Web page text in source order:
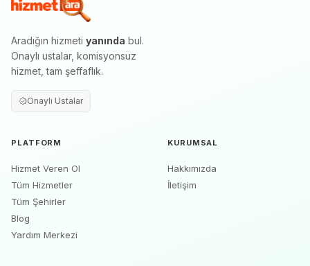
Aradığın hizmeti yanında bul.
Onaylı ustalar, komisyonsuz
hizmet, tam şeffaflık.
Onaylı Ustalar
PLATFORM
Hizmet Veren Ol
Tüm Hizmetler
Tüm Şehirler
Blog
Yardım Merkezi
KURUMSAL
Hakkımızda
İletişim